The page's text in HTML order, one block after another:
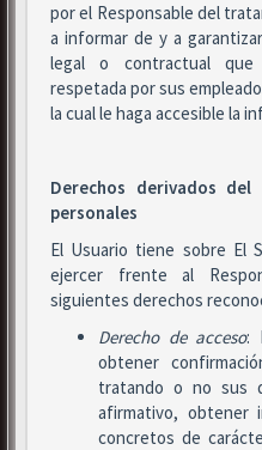
por el Responsable del
a informar de y a
legal o contractual que
respetada por sus
la cual le haga accesible la
Derechos derivados
personales
El Usuario tiene sobre El
ejercer frente al
siguientes derechos
Derecho de acceso:
obtener
tratando o no sus
afirmativo, obtener
concretos de